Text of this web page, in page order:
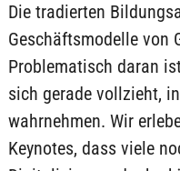
Die tradierten
Geschäftsmodelle von
Problematisch daran
sich gerade vollzieht,
wahrnehmen. Wir
Keynotes, dass viele